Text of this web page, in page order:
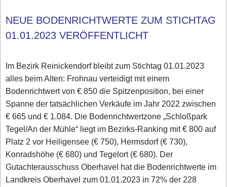
NEUE BODENRICHTWERTE ZUM STICHTAG
01.01.2023 VERÖFFENTLICHT
Im Bezirk Reinickendorf bleibt zum Stichtag 01.01.2023
alles beim Alten: Frohnau verteidigt mit einem
Bodenrichtwert von € 850 die Spitzenposition, bei einer
Spanne der tatsächlichen Verkäufe im Jahr 2022 zwischen
€ 665 und € 1.084. Die Bodenrichtwertzone „Schloßpark
Tegel/An der Mühle“ liegt im Bezirks-Ranking mit € 800 auf
Platz 2 vor Heiligensee (€ 750), Hermsdorf (€ 730),
Konradshöhe (€ 680) und Tegelort (€ 680). Der
Gutachterausschuss Oberhavel hat die Bodenrichtwerte im
Landkreis Oberhavel zum 01.01.2023 in 72% der 228